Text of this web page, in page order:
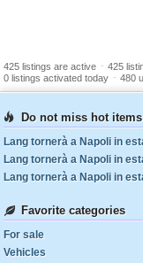
425 listings are active - 425
0 listings activated today - 480
Do not miss hot items
Lang tornerà a Napoli in
Lang tornerà a Napoli in
Lang tornerà a Napoli in
Favorite categories
For sale
Vehicles